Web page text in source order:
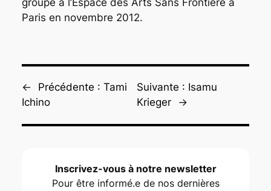
groupe à l’Espace des Arts Sans Frontière à
Paris en novembre 2012.
← Précédente : Tami
Ichino
Suivante : Isamu
Krieger
→
Inscrivez-vous à notre newsletter
Pour être informé.e de nos dernières